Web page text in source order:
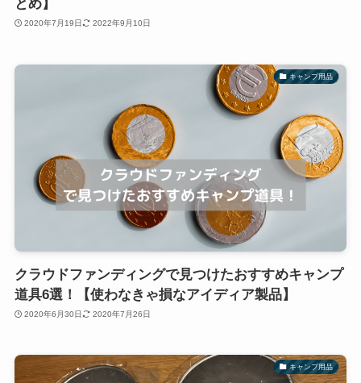
とめ】
2020年7月19日 2022年9月10日
キャンプ用品
クラウドファンディングで見つけたおすすめキャンプ
道具6選！【使わなきゃ損なアイディア製品】
2020年6月30日 2020年7月26日
キャンプ用品